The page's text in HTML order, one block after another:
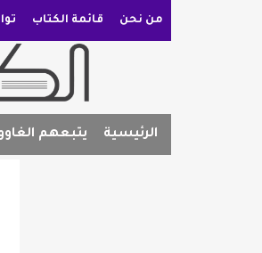
من نحن قائمة الكتاب
الرئيسية يتبعهم